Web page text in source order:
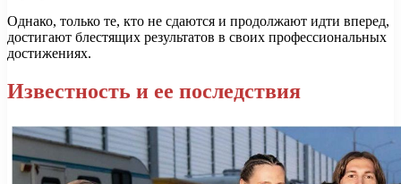
Однако, только те, кто не сдаются и продолжают идти вперед,
достигают блестящих результатов в своих профессиональных
достижениях.
Известность и ее последствия